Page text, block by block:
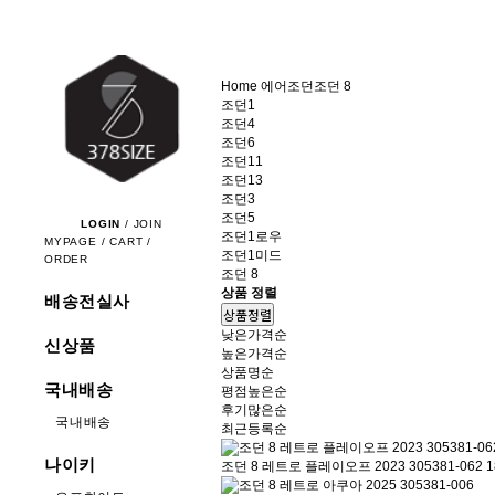
LOGIN / JOIN
MYPAGE /CART /
ORDER
배송전실사
신상품
국내배송
국내배송
나이키
Home 에어조던조던 8
조던1
조던4
조던6
조던11
조던13
조던3
조던5
조던1로우
조던1미드
조던 8
상품 정렬
상품정렬
낮은가격순
높은가격순
상품명순
평점높은순
후기많은순
최근등록순
조던 8 레트로 플레이오프 2023 305381-062